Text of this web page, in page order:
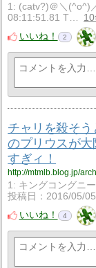
1: (catv?)＠＼(^o^)
08:11:51.81 T…
いいね！
2
チャリを殺そ
のプリウスが
すぎィ！
http://mtmlb.blog.jp/
1: キングコングニ
投稿日：2016/05/
いいね！
4